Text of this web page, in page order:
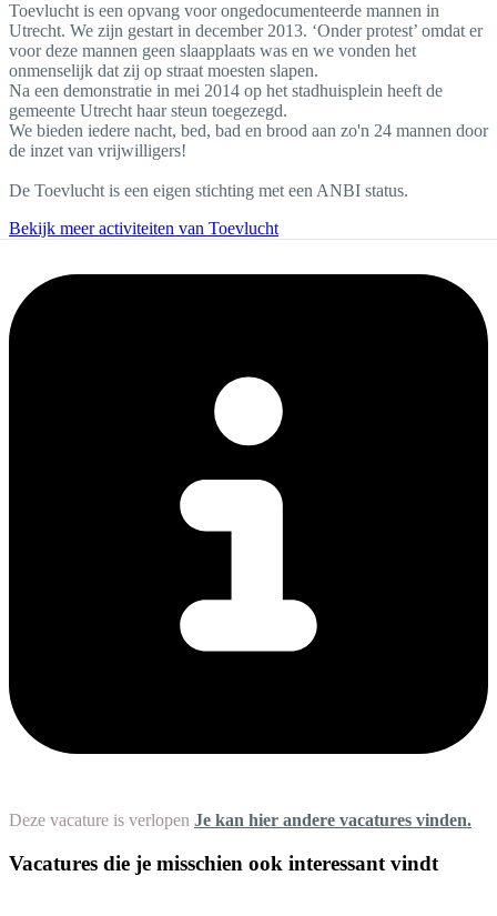
Toevlucht is een opvang voor ongedocumenteerde mannen in
Utrecht. We zijn gestart in december 2013. ‘Onder protest’ omdat er
voor deze mannen geen slaapplaats was en we vonden het
onmenselijk dat zij op straat moesten slapen.
Na een demonstratie in mei 2014 op het stadhuisplein heeft de
gemeente Utrecht haar steun toegezegd.
We bieden iedere nacht, bed, bad en brood aan zo'n 24 mannen door
de inzet van vrijwilligers!
De Toevlucht is een eigen stichting met een ANBI status.
Bekijk meer activiteiten van Toevlucht
Deze vacature is verlopen Je kan hier andere vacatures vinden.
Vacatures die je misschien ook interessant vindt